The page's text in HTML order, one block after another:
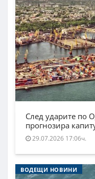
След ударите по
прогнозира
29.07.2026 17:06ч.
ВОДЕЩИ НОВИНИ